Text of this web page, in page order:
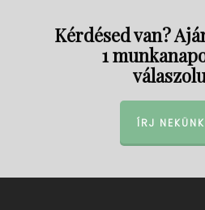
Kérdésed van?
1
ÍRJ